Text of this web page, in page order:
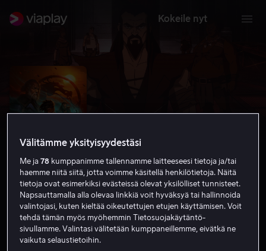
Kokeile nyt
Mortal Kombat Legends: Snow Blind
6.7 Toiminta Animaatio 2022
1 h 18 min
K-16
Välitämme yksityisyydestäsi
Me ja78 kumppanimme tallennamme laitteeseesi tietoja ja/tai
haemme niitä siitä, jotta voimme käsitellä henkilötietoja. Näitä
tietoja ovat esimerkiksi evästeissä olevat yksilölliset tunnisteet.
Napsauttamalla alla olevaa linkkiä voit hyväksyä tai hallinnoida
valintojasi, kuten kieltää oikeutettujen etujen käyttämisen. Voit
tehdä tämän myös myöhemmin Tietosuojakäytäntö-
sivullamme. Valintasi välitetään kumppaneillemme, eivätkä ne
vaikuta selaustietoihin.